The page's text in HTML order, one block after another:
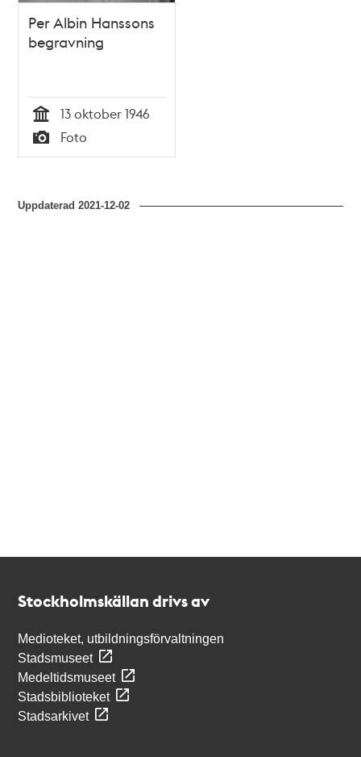
Per Albin Hanssons
begravning
Tid
13 oktober 1946
Typ
Foto
Uppdaterad2021-12-02
Stockholmskällan drivs av
Medioteket, utbildningsförvaltningen
Stadsmuseet
Medeltidsmuseet
Stadsbiblioteket
Stadsarkivet